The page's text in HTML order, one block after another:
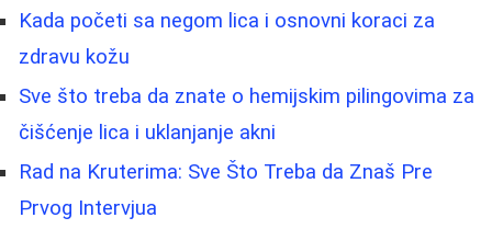
Kada početi sa negom lica i osnovni koraci za
zdravu kožu
Sve što treba da znate o hemijskim pilingovima za
čišćenje lica i uklanjanje akni
Rad na Kruterima: Sve Što Treba da Znaš Pre
Prvog Intervjua